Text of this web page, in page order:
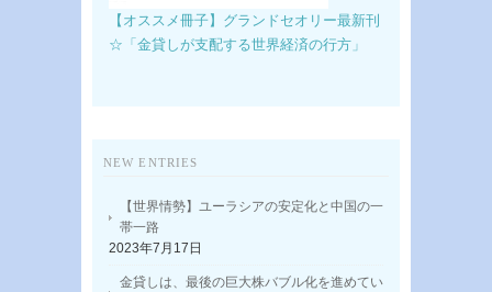
【オススメ冊子】グランドセオリー最新刊
☆「金貸しが支配する世界経済の行方」
NEW ENTRIES
【世界情勢】ユーラシアの安定化と中国の一
帯一路
2023年7月17日
金貸しは、最後の巨大株バブル化を進めてい